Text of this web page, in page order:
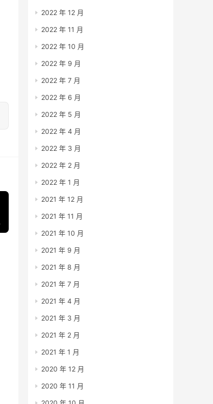
2022 年 12 月
2022 年 11 月
2022 年 10 月
2022 年 9 月
2022 年 7 月
2022 年 6 月
2022 年 5 月
2022 年 4 月
2022 年 3 月
2022 年 2 月
2022 年 1 月
2021 年 12 月
2021 年 11 月
2021 年 10 月
2021 年 9 月
2021 年 8 月
2021 年 7 月
2021 年 4 月
2021 年 3 月
2021 年 2 月
2021 年 1 月
2020 年 12 月
2020 年 11 月